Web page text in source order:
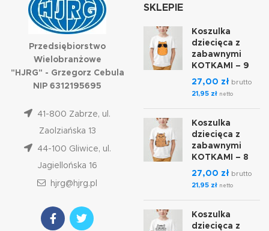
Przedsiębiorstwo
Wielobranżowe
"HJRG" - Grzegorz Cebula
NIP 6312195695
41-800 Zabrze, ul.
Zaolziańska 13
44-100 Gliwice, ul.
Jagiellońska 16
hjrg@hjrg.pl
SKLEPIE
Koszulka
dziecięca z
zabawnymi
KOTKAMI – 9
27,00 zł brutto
21,95 zł netto
Koszulka
dziecięca z
zabawnymi
KOTKAMI – 8
27,00 zł brutto
21,95 zł netto
Koszulka
dziecięca z